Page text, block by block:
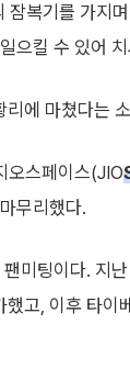
복기를 가지
으킬 수 있어
에 마쳤다는
오스페이스(JIO
무리했다.
미팅이다. 지
고, 이후 타